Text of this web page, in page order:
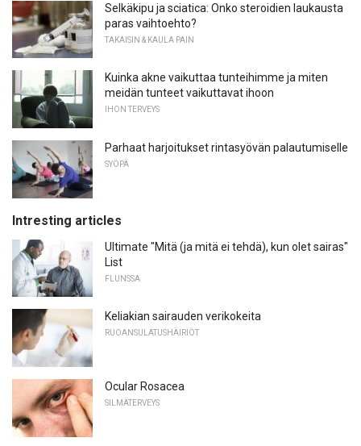
Selkäkipu ja sciatica: Onko steroidien laukausta
paras vaihtoehto?
TAKAISIN & KAULA PAIN
Kuinka akne vaikuttaa tunteihimme ja miten
meidän tunteet vaikuttavat ihoon
IHON TERVEYS
Parhaat harjoitukset rintasyövän palautumiselle
SYÖPÄ
Intresting articles
Ultimate "Mitä (ja mitä ei tehdä), kun olet sairas"
List
FLUNSSA
Keliakian sairauden verikokeita
RUOANSULATUSHÄIRIÖT
Ocular Rosacea
SILMÄTERVEYS